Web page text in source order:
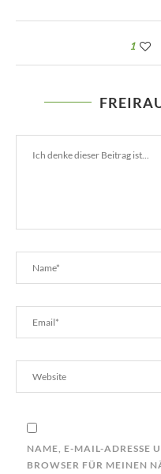
1
NAME, E-MAIL-ADRESSE
BROWSER FÜR MEINEN